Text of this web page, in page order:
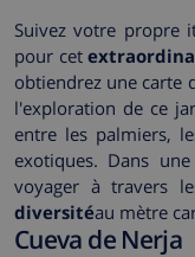
Suivez votre propre
pour cet
obtiendrez une carte
l'exploration de ce
entre les palmiers,
exotiques. Dans
voyager à travers
diversitéau mètre
Cueva de Nerja